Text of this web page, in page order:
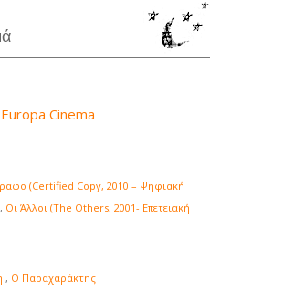
Cinema
(Certified Copy, 2010 – Ψηφιακή
, Οι Άλλοι (The Others, 2001- Επετειακή
, Ο Παραχαράκτης